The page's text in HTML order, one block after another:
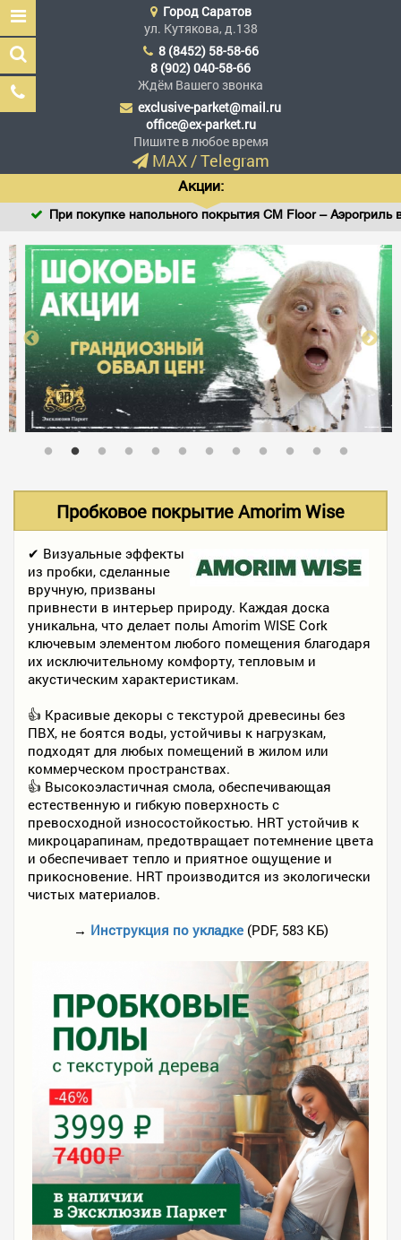
Эксклюзив Паркет
Мы сделали эксклюзив
доступным
ГЛАВНАЯ
АССОРТИМЕНТ
В НАЛИЧИИ
ФОТО РАБОТ
КОНТАКТЫ
ПОЛЕЗНОЕ
ГородСаратов
ул. Кутякова, д.138
8 (8452) 58-58-66
8 (902) 040-58-66
Ждём Вашего звонка
exclusive-parket@mail.ru
office@ex-parket.ru
Пишите в любое время
MAX/Telegram
Акции:
покупке напольного покрытия CM Floor – Аэрогриль в
Пробковое покрытие Amorim Wise
✔ Визуальные эффекты
из пробки, сделанные
вручную, призваны
привнести в интерьер природу. Каждая доска
уникальна, что делает полы Amorim WISE Cork
ключевым элементом любого помещения благодаря
их исключительному комфорту, тепловым и
акустическим характеристикам.
👍 Красивые декоры с текстурой древесины без
ПВХ, не боятся воды, устойчивы к нагрузкам,
подходят для любых помещений в жилом или
коммерческом пространствах.
👍 Высокоэластичная смола, обеспечивающая
естественную и гибкую поверхность с
превосходной износостойкостью. HRT устойчив к
микроцарапинам, предотвращает потемнение цвета
и обеспечивает тепло и приятное ощущение и
прикосновение. HRT производится из экологически
чистых материалов.
→ Инструкция по укладке(PDF, 583 КБ)